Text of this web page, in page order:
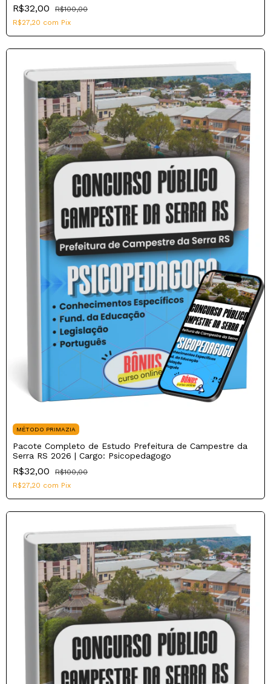
R$32,00
R$100,00
R$27,20 com Pix
MÉTODO PRIMAZIA
Pacote Completo de Estudo Prefeitura de Campestre da
Serra RS 2026 | Cargo: Psicopedagogo
R$32,00
R$100,00
R$27,20 com Pix